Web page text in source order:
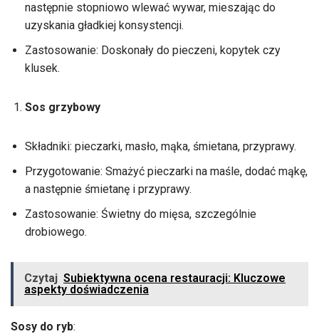
następnie stopniowo wlewać wywar, mieszając do
uzyskania gładkiej konsystencji.
Zastosowanie: Doskonały do pieczeni, kopytek czy
klusek.
Sos grzybowy
Składniki: pieczarki, masło, mąka, śmietana, przyprawy.
Przygotowanie: Smażyć pieczarki na maśle, dodać mąkę,
a następnie śmietanę i przyprawy.
Zastosowanie: Świetny do mięsa, szczególnie
drobiowego.
Czytaj Subiektywna ocena restauracji: Kluczowe
aspekty doświadczenia
Sosy do ryb: